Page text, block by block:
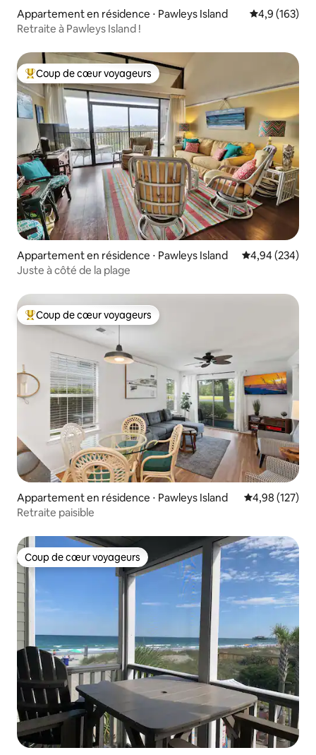
Appartement en résidence ⋅ Pawleys Island Évaluation
4,9 (163)
Retraite à Pawleys Island !
Coups de cœur voyageurs les plus appréciés
Coup de cœur voyageurs
Appartement en résidence ⋅ Pawleys Island Évaluation
4,94 (234)
Juste à côté de la plage
Coups de cœur voyageurs les plus appréciés
Coup de cœur voyageurs
Appartement en résidence ⋅ Pawleys Island Évaluation
4,98 (127)
Retraite paisible
Coup de cœur voyageurs
Coup de cœur voyageurs